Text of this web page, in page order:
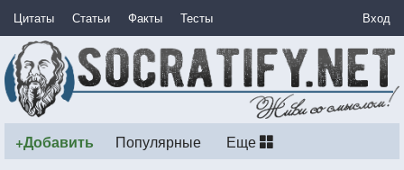
Цитаты Статьи Факты Тесты Вход
+Добавить Популярные Еще